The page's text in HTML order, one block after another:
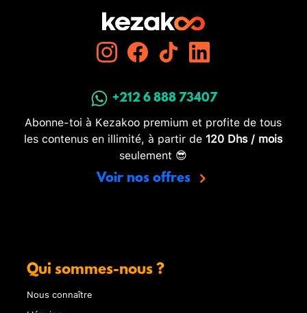
+212 6 888 73407
Abonne-toi à Kezakoo premium et profite de tous
les contenus en illimité, à partir de 120 Dhs / mois
seulement 😎
Voir nos offres
Qui sommes-nous ?
Nous connaître